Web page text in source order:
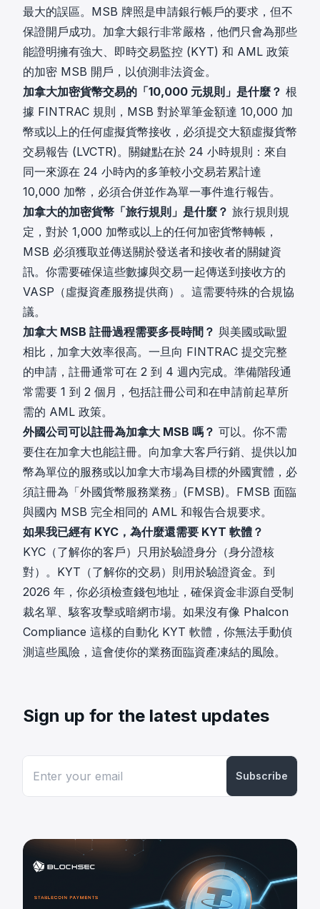
最大的誤區。MSB 牌照是申請銀行帳戶的要求，但不
保證開戶成功。加拿大銀行非常嚴格，他們只會為那些
能證明擁有強大、即時交易監控 (KYT) 和 AML 政策
的加密 MSB 開戶，以偵測非法資金。
加拿大加密貨幣交易的「10,000 元規則」是什麼？ 根
據 FINTRAC 規則，MSB 對於單筆金額達 10,000 加
幣或以上的任何虛擬貨幣接收，必須提交大額虛擬貨幣
交易報告 (LVCTR)。關鍵點在於 24 小時規則：來自
同一來源在 24 小時內的多筆較小交易若累計達
10,000 加幣，必須合併並作為單一事件進行報告。
加拿大的加密貨幣「旅行規則」是什麼？ 旅行規則規
定，對於 1,000 加幣或以上的任何加密貨幣轉帳，
MSB 必須獲取並傳送關於發送者和接收者的關鍵資
訊。你需要確保這些數據與交易一起傳送到接收方的
VASP（虛擬資產服務提供商）。這需要特殊的合規協
議。
加拿大 MSB 註冊過程需要多長時間？ 與美國或歐盟
相比，加拿大效率很高。一旦向 FINTRAC 提交完整
的申請，註冊通常可在 2 到 4 週內完成。準備階段通
常需要 1 到 2 個月，包括註冊公司和在申請前起草所
需的 AML 政策。
外國公司可以註冊為加拿大 MSB 嗎？ 可以。你不需
要住在加拿大也能註冊。向加拿大客戶行銷、提供以加
幣為單位的服務或以加拿大市場為目標的外國實體，必
須註冊為「外國貨幣服務業務」(FMSB)。FMSB 面臨
與國內 MSB 完全相同的 AML 和報告合規要求。
如果我已經有 KYC，為什麼還需要 KYT 軟體？
KYC（了解你的客戶）只用於驗證身分（身分證核
對）。KYT（了解你的交易）則用於驗證資金。到
2026 年，你必須檢查錢包地址，確保資金非源自受制
裁名單、駭客攻擊或暗網市場。如果沒有像 Phalcon
Compliance 這樣的自動化 KYT 軟體，你無法手動偵
測這些風險，這會使你的業務面臨資產凍結的風險。
Sign up for the latest updates
Subscribe